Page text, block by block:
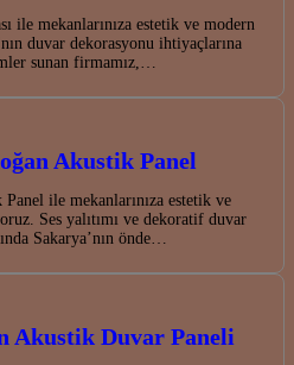
ile mekanlarınıza estetik ve modern
duvar dekorasyonu ihtiyaçlarına
sunan firmamız,…
Akustik Panel
ile mekanlarınıza estetik ve
Ses yalıtımı ve dekoratif duvar
Sakarya’nın önde…
Akustik Duvar Paneli